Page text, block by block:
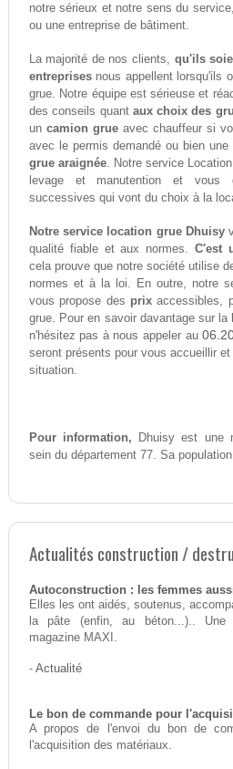
notre sérieux et notre sens du
ou une entreprise de bâtiment.
La majorité de nos clients, qu'ils
entreprisesnous appellent lorsqu'ils
grue. Notre équipe est sérieuse et
des conseils quant aux choix des
un camion grueavec chauffeur si
avec le permis demandé ou bien une
grue araignée. Notre service
levage et manutention et vous
successives qui vont du choix à la
Notre service location grue Dhuisy
qualité fiable et aux normes. C'est
cela prouve que notre société utilise
normes et à la loi. En outre, notre
vous propose des prixaccessibles,
grue. Pour en savoir davantage sur la
n'hésitez pas à nous appeler au
seront présents pour vous accueillir
situation.
Pour information, Dhuisy est une
sein du département 77. Sa
Actualités construction /
Autoconstruction : les femmes
Elles les ont aidés, soutenus,
la pâte (enfin, au béton...).. Une
magazine MAXI.
- Actualité
Le bon de commande pour
A propos de l'envoi du bon de
l'acquisition des matériaux.